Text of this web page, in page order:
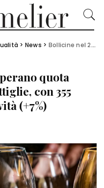
> News > Bollicine nel 2024 superano quota record di 1 mld di bottiglie, con 355 milioni solo per festività (+7%)
quota
con 355
(+7%)